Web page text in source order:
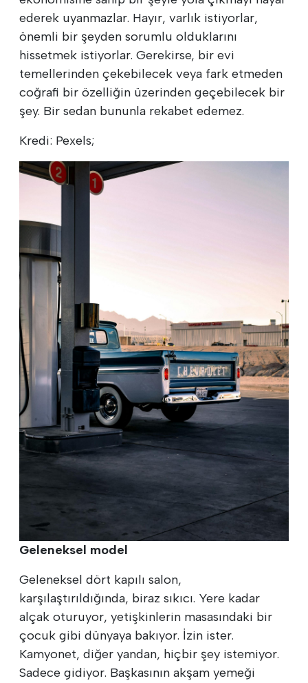
ederek uyanmazlar. Hayır, varlık istiyorlar,
önemli bir şeyden sorumlu olduklarını
hissetmek istiyorlar. Gerekirse, bir evi
temellerinden çekebilecek veya fark etmeden
coğrafi bir özelliğin üzerinden geçebilecek bir
şey. Bir sedan bununla rekabet edemez.
Kredi: Pexels;
Geleneksel model
Geleneksel dört kapılı salon,
karşılaştırıldığında, biraz sıkıcı. Yere kadar
alçak oturuyor, yetişkinlerin masasındaki bir
çocuk gibi dünyaya bakıyor. İzin ister.
Kamyonet, diğer yandan, hiçbir şey istemiyor.
Sadece gidiyor. Başkasının akşam yemeği